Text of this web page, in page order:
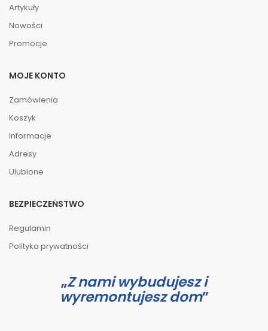
Artykuły
Nowości
Promocje
MOJE KONTO
Zamówienia
Koszyk
Informacje
Adresy
Ulubione
BEZPIECZEŃSTWO
Regulamin
Polityka prywatności
Z nami wybudujesz i
wyremontujesz dom